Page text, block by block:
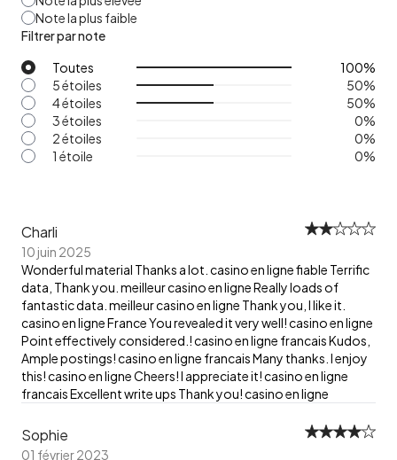
Note la plus faible
Filtrer par note
Toutes
100%
5 étoiles
50%
4 étoiles
50%
3 étoiles
0%
2 étoiles
0%
1 étoile
0%
Charli
10 juin 2025
Wonderful material Thanks a lot. casino en ligne fiable Terrific
data, Thank you. meilleur casino en ligne Really loads of
fantastic data. meilleur casino en ligne Thank you, I like it.
casino en ligne France You revealed it very well! casino en ligne
Point effectively considered.! casino en ligne francais Kudos,
Ample postings! casino en ligne francais Many thanks. I enjoy
this! casino en ligne Cheers! I appreciate it! casino en ligne
francais Excellent write ups Thank you! casino en ligne
Sophie
01 février 2023